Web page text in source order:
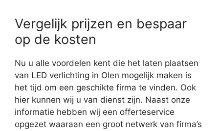
Vergelijk prijzen en bespaar
op de kosten
Nu u alle voordelen kent die het laten plaatsen
van LED verlichting in Olen mogelijk maken is
het tijd om een geschikte firma te vinden. Ook
hier kunnen wij u van dienst zijn. Naast onze
informatie hebben wij een offerteservice
opgezet waaraan een groot netwerk van firma’s